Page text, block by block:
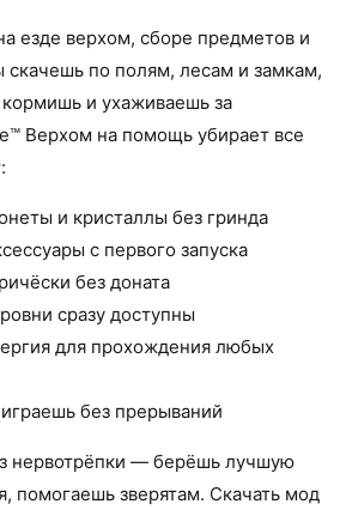
езде верхом, сборе предметов и
по полям, лесам и замкам,
и ухаживаешь за
Верхом на помощь убирает все
и кристаллы без гринда
с первого запуска
без доната
сразу доступны
для прохождения любых
без прерываний
нервотрёпки — берёшь лучшую
помогаешь зверятам. Скачать мод